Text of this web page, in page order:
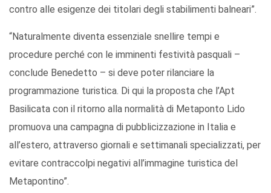
contro alle esigenze dei titolari degli stabilimenti balneari”.
“Naturalmente diventa essenziale snellire tempi e
procedure perché con le imminenti festività pasquali –
conclude Benedetto – si deve poter rilanciare la
programmazione turistica. Di qui la proposta che l’Apt
Basilicata con il ritorno alla normalità di Metaponto Lido
promuova una campagna di pubblicizzazione in Italia e
all’estero, attraverso giornali e settimanali specializzati, per
evitare contraccolpi negativi all’immagine turistica del
Metapontino”.